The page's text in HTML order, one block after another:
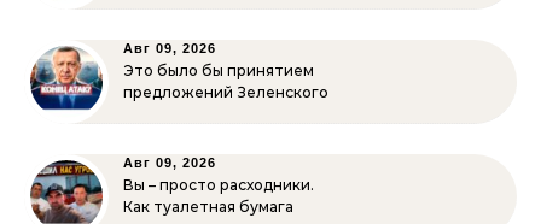
Авг 09, 2026
Это было бы принятием
предложений Зеленского
Авг 09, 2026
Вы – просто расходники.
Как туалетная бумага